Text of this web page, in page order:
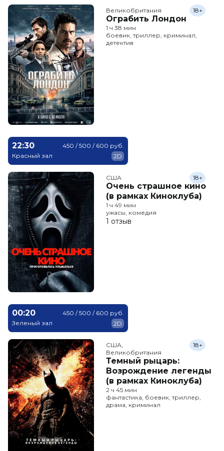
Великобритания
Ограбить Лондон
18+
1 ч 38 мин
боевик, триллер, криминал,
детектив
22:30
Красный зал
450 / 500 / 600 руб.
2D
США
Очень страшное кино
(в рамках Киноклуба)
18+
1 ч 49 мин
ужасы, комедия
1 отзыв
00:20
Зеленый зал
450 / 500 / 600 руб.
2D
США,
Великобритания
Темный рыцарь:
Возрождение легенды
(в рамках Киноклуба)
18+
2 ч 45 мин
фантастика, боевик, триллер,
драма, криминал